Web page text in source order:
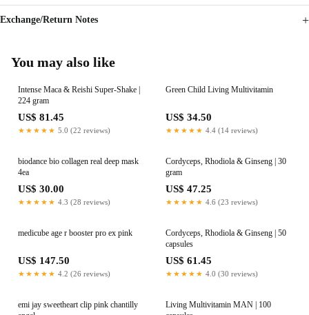
Exchange/Return Notes
You may also like
Intense Maca & Reishi Super-Shake |
224 gram
US$ 81.45
★★★★★ 5.0 (22 reviews)
Green Child Living Multivitamin
US$ 34.50
★★★★★ 4.4 (14 reviews)
biodance bio collagen real deep mask
4ea
US$ 30.00
★★★★★ 4.3 (28 reviews)
Cordyceps, Rhodiola & Ginseng | 30
gram
US$ 47.25
★★★★★ 4.6 (23 reviews)
medicube age r booster pro ex pink
US$ 147.50
★★★★★ 4.2 (26 reviews)
Cordyceps, Rhodiola & Ginseng | 50
capsules
US$ 61.45
★★★★★ 4.0 (30 reviews)
emi jay sweetheart clip pink chantilly
Living Multivitamin MAN | 100